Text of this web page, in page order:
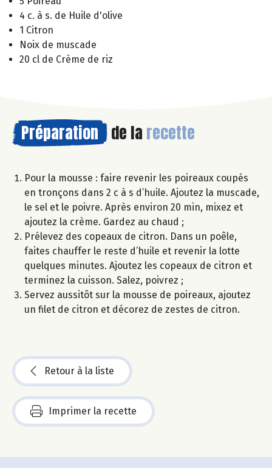
4 c. à s. de Huile d'olive
1 Citron
Noix de muscade
20 cl de Crème de riz
Préparation de la recette
Pour la mousse : faire revenir les poireaux coupés
en tronçons dans 2 c à s d’huile. Ajoutez la muscade,
le sel et le poivre. Après environ 20 min, mixez et
ajoutez la crème. Gardez au chaud ;
Prélevez des copeaux de citron. Dans un poêle,
faites chauffer le reste d’huile et revenir la lotte
quelques minutes. Ajoutez les copeaux de citron et
terminez la cuisson. Salez, poivrez ;
Servez aussitôt sur la mousse de poireaux, ajoutez
un filet de citron et décorez de zestes de citron.
Retour à la liste
Imprimer la recette